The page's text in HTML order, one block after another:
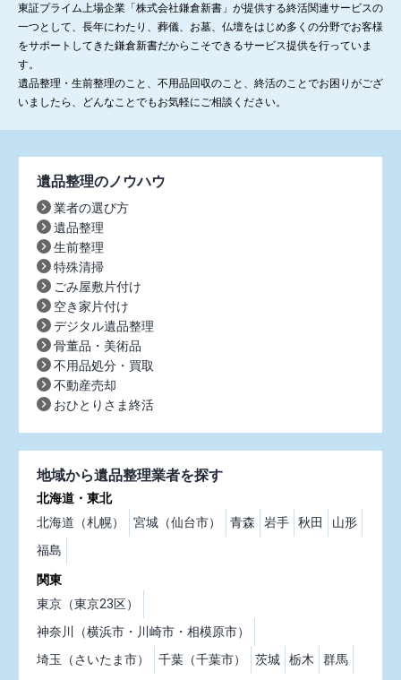
東証プライム上場企業「株式会社鎌倉新書」が提供する終活関連サービスの
一つとして、長年にわたり、葬儀、お墓、仏壇をはじめ多くの分野でお客様
をサポートしてきた鎌倉新書だからこそできるサービス提供を行っていま
す。
遺品整理・生前整理のこと、不用品回収のこと、終活のことでお困りがござ
いましたら、どんなことでもお気軽にご相談ください。
遺品整理のノウハウ
業者の選び方
遺品整理
生前整理
特殊清掃
ごみ屋敷片付け
空き家片付け
デジタル遺品整理
骨董品・美術品
不用品処分・買取
不動産売却
おひとりさま終活
地域から遺品整理業者を探す
北海道・東北
北海道（札幌）
宮城（仙台市） 青森 岩手 秋田
山形
福島
関東
東京（東京23区）
神奈川（横浜市・川崎市・相模原市）
埼玉（さいたま市）
千葉（千葉市） 茨城 栃木 群馬